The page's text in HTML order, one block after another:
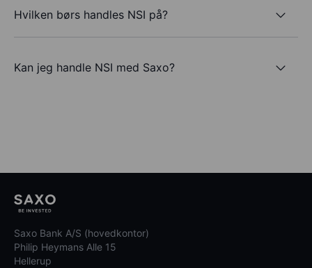
Hvilken børs handles NSI på?
Kan jeg handle NSI med Saxo?
Saxo Bank A/S (hovedkontor)
Philip Heymans Alle 15
Hellerup